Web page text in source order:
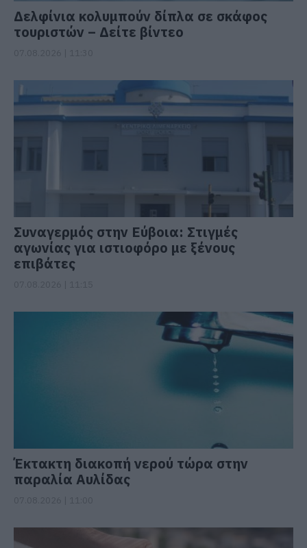
Δελφίνια κολυμπούν δίπλα σε σκάφος
τουριστών – Δείτε βίντεο
Συναγερμός στην Εύβοια: Στιγμές
αγωνίας για ιστιοφόρο με ξένους
επιβάτες
Έκτακτη διακοπή νερού τώρα στην
παραλία Αυλίδας